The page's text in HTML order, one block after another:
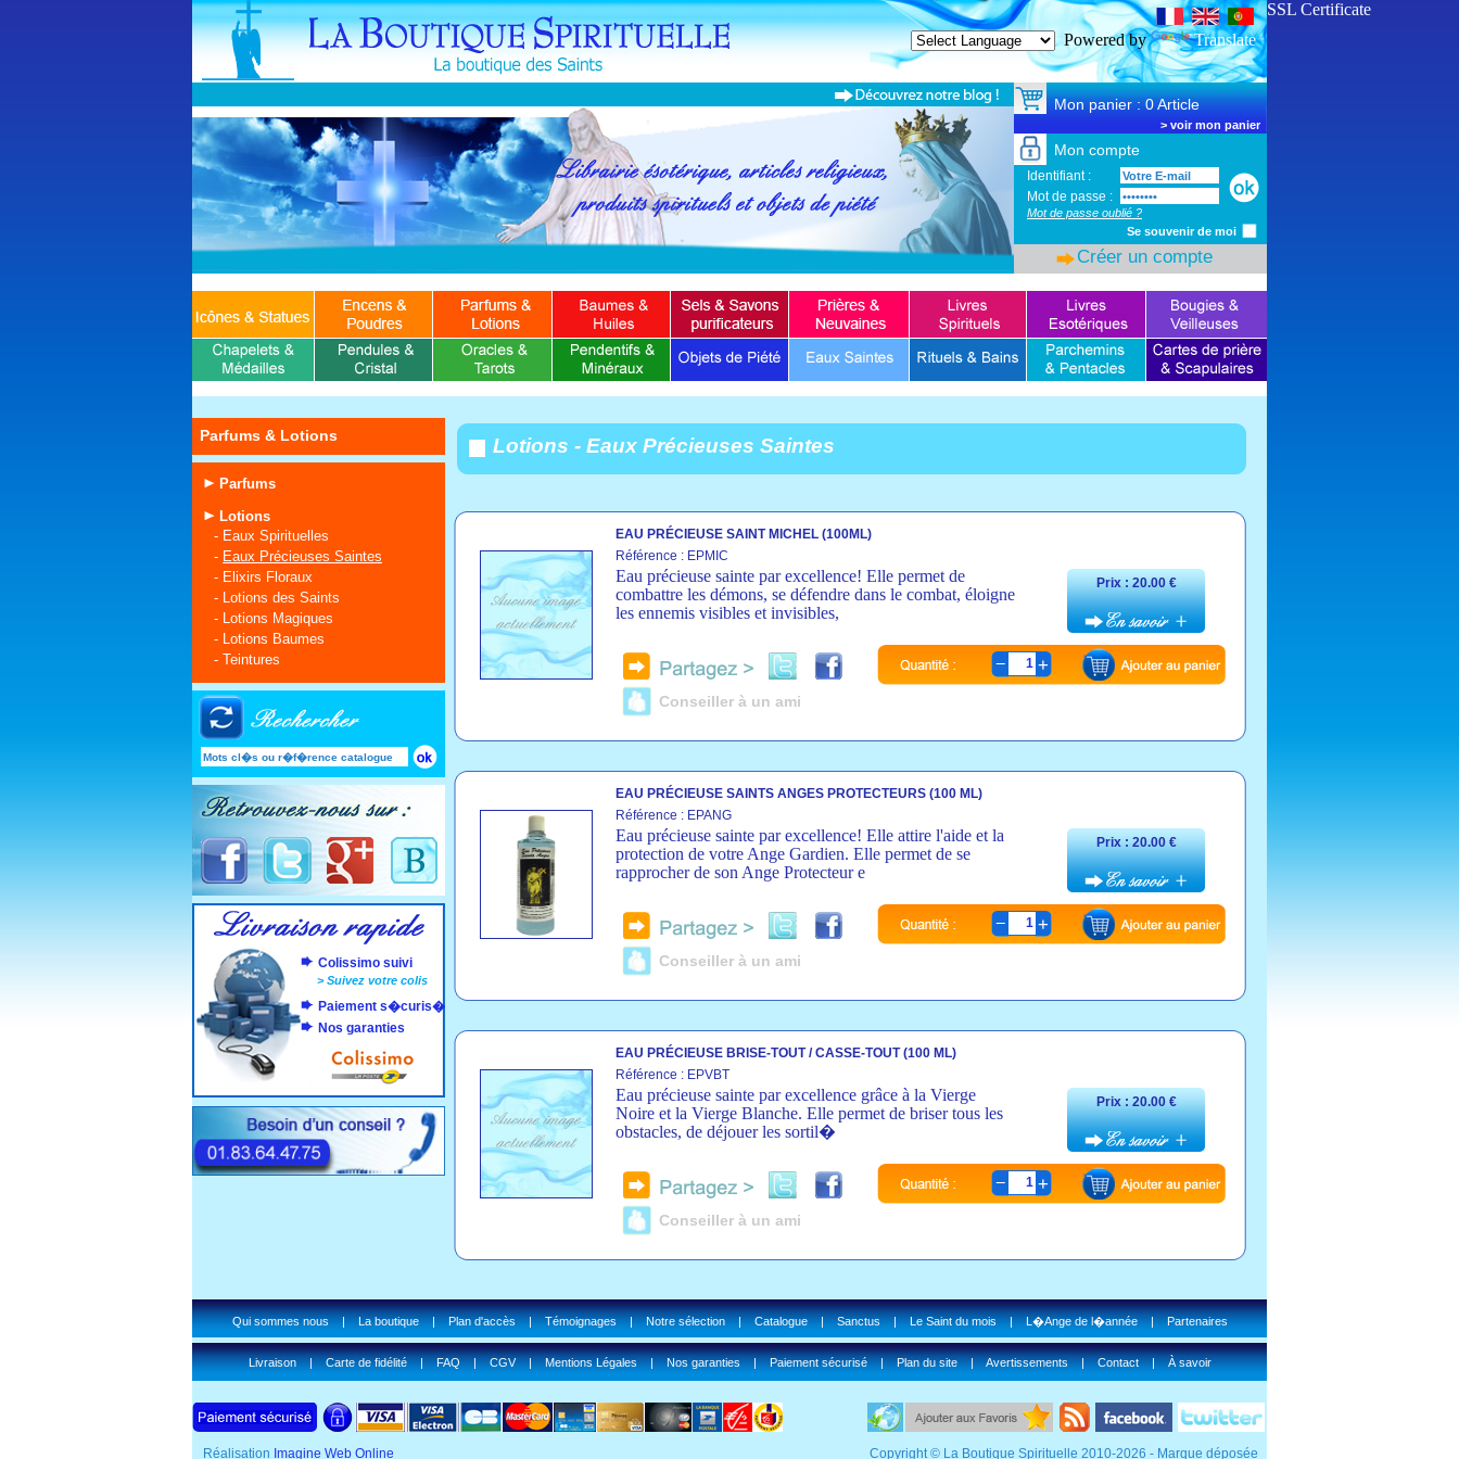
Powered by Translate
Mon panier : 0 Article
> voir mon panier
Mon compte
Identifiant :
Mot de passe :
Mot de passe oublié ?
Se souvenir de moi
Créer un compte
Parfums & Lotions
Parfums
Lotions
- Eaux Spirituelles
- Eaux Précieuses Saintes
- Elixirs Floraux
- Lotions des Saints
- Lotions Magiques
- Lotions Baumes
- Teintures
Colissimo suivi
>Suivez votre colis
Paiement s�curis�
Nos garanties
Lotions - Eaux Précieuses Saintes
EAU PRÉCIEUSE SAINT MICHEL (100ML)
Référence : EPMIC
Eau précieuse sainte par excellence! Elle permet de
combattre les démons, se défendre dans le combat, éloigne
les ennemis visibles et invisibles,
Prix : 20.00 €
1
Conseiller à un ami
EAU PRÉCIEUSE SAINTS ANGES PROTECTEURS (100 ML)
Référence : EPANG
Eau précieuse sainte par excellence! Elle attire l'aide et la
protection de votre Ange Gardien. Elle permet de se
rapprocher de son Ange Protecteur e
Prix : 20.00 €
1
Conseiller à un ami
EAU PRÉCIEUSE BRISE-TOUT / CASSE-TOUT (100 ML)
Référence : EPVBT
Eau précieuse sainte par excellence grâce à la Vierge
Noire et la Vierge Blanche. Elle permet de briser tous les
obstacles, de déjouer les sortil�
Prix : 20.00 €
1
Conseiller à un ami
Qui sommes nous|La boutique|Plan d'accès|Témoignages|Notre sélection|Catalogue|Sanctus|Le Saint du mois|L�Ange de l�année|Partenaires
Livraison|Carte de fidélité|FAQ|CGV|Mentions Légales|Nos garanties|Paiement sécurisé|Plan du site|Avertissements|Contact|À savoir
Réalisation Imagine Web Online Copyright © La Boutique Spirituelle 2010-2026 - Marque déposée
SSL Certificate